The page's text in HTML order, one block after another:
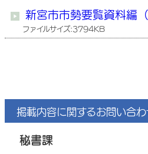
新宮市市勢要覧資料編
ファイルサイズ:3794KB
掲載内容に関するお問い合
秘書課